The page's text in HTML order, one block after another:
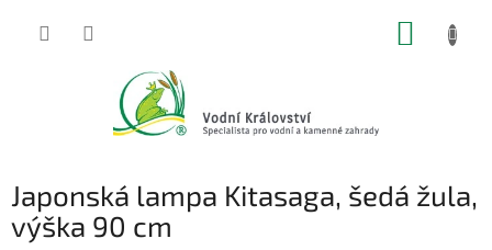
Japonská lampa Kitasaga, šedá žula,
výška 90 cm